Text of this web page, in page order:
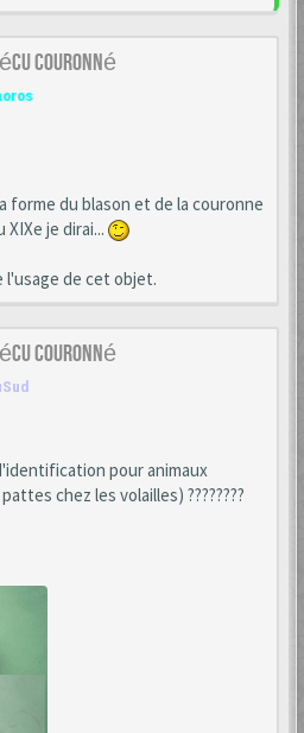
écu couronné
forme du blason et de la couronne
je dirai...
l'usage de cet objet.
écu couronné
pour animaux
chez les volailles) ????????